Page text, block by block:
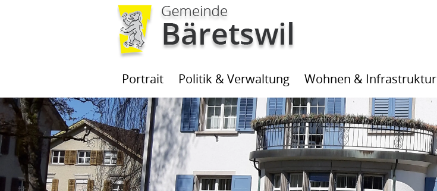
Kopfzeile
Portrait Politik & Verwaltung Wohnen & Infrastruktur